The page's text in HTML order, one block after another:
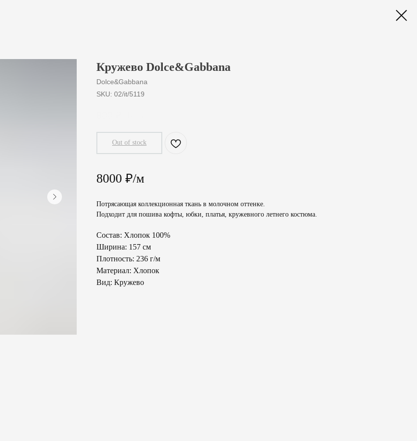
Кружево Dolce&Gabbana
Dolce&Gabbana
SKU: 02/it/5119
Out of stock
8000 ₽/м
Потрясающая коллекционная ткань в молочном оттенке.
Подходит для пошива кофты, юбки, платья, кружевного летнего костюма.
Состав: Хлопок 100%
Ширина: 157 см
Плотность: 236 г/м
Материал: Хлопок
Вид: Кружево